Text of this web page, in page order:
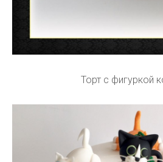
Торт с фигуркой